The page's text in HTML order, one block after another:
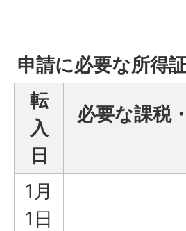
申請に必要な所得
転
入
日
必要な課税
1月
1日